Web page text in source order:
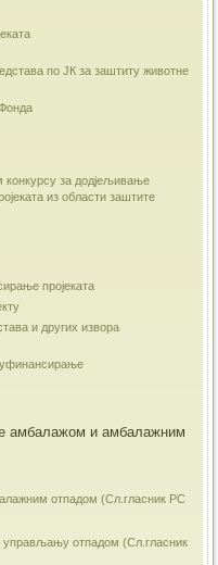
по ЈК за заштиту животне
конкурсу за додјељивање
из области заштите
пројеката
и других извора
амбалажом и амбалажним
отпадом (Сл.гласник РС
управљању отпадом (Сл.гласник